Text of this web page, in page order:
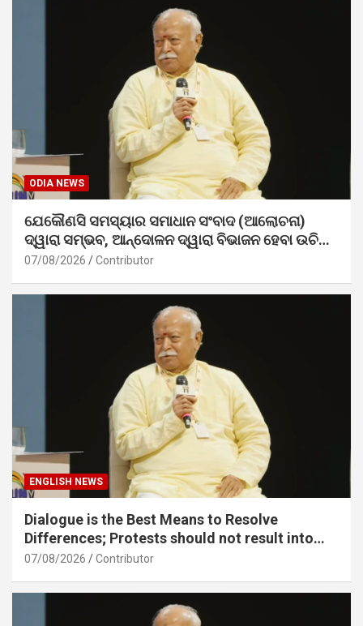
ODIA NEWS
ଯେକୌଣସି ସମସ୍ୟାର ସମାଧାନ ସଂବାଦ (ଆଲୋଚନା)
ଦ୍ୱାରା ସମ୍ଭବ, ଆନ୍ଦୋଳନ ଦ୍ୱାରା ବିଭାଜନ ହେବା ଉଚିତ୍
ନୁହେଁ। – ଡ. ମୋହନ ଭାଗବତ ଜୀ
07/08/2026 Contributor
ENGLISH NEWS
Dialogue is the Best Means to Resolve
Differences; Protests should not result into
division – Sarsanghchalak Dr. Mohan
07/08/2026 Contributor